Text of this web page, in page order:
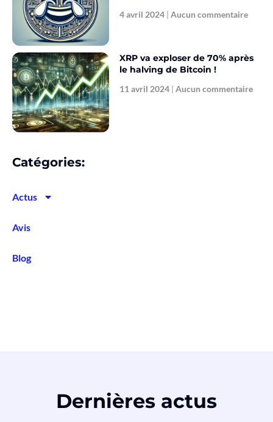
4 avril 2024 Aucun commentaire
XRP va exploser de 70% après
le halving de Bitcoin !
11 avril 2024 Aucun commentaire
Catégories:
Actus
Avis
Blog
Dernières actus